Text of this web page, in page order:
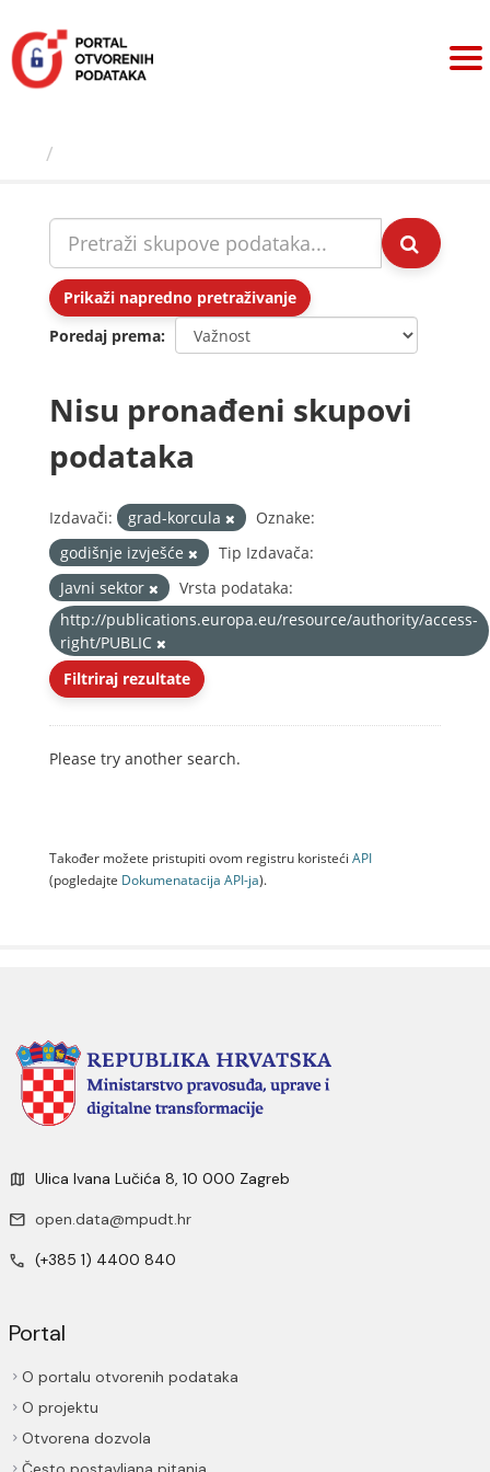
sadržaj
Prikaži napredno pretraživanje
Poredaj prema
Nisu pronađeni skupovi
podataka
Izdavači: grad-korcula
Oznake:
godišnje izvješće
Tip Izdavača:
Javni sektor
Vrsta podataka:
http://publications.europa.eu/resource/authority/access-
right/PUBLIC
Filtriraj rezultate
Please try another search.
Također možete pristupiti ovom registru koristeći API
(pogledajte Dokumenаtаcijа API-jа).